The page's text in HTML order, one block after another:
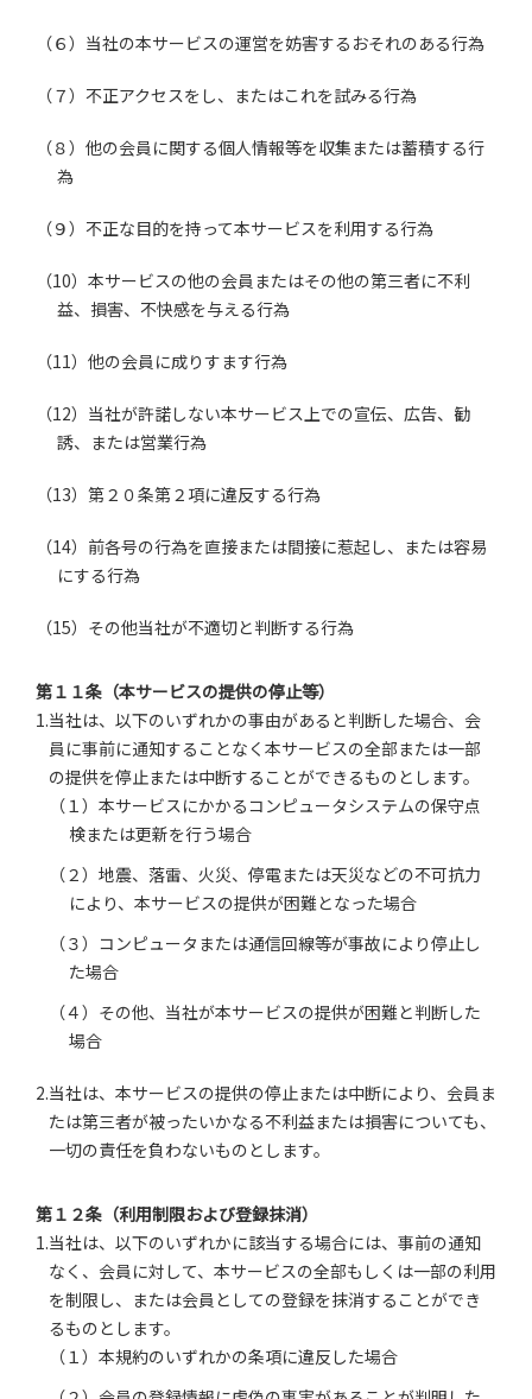
（６）当社の本サービスの運営を妨害するおそれのある行為
（７）不正アクセスをし、またはこれを試みる行為
（８）他の会員に関する個人情報等を収集または蓄積する行
為
（９）不正な目的を持って本サービスを利用する行為
（10）本サービスの他の会員またはその他の第三者に不利
益、損害、不快感を与える行為
（11）他の会員に成りすます行為
（12）当社が許諾しない本サービス上での宣伝、広告、勧
誘、または営業行為
（13）第２０条第２項に違反する行為
（14）前各号の行為を直接または間接に惹起し、または容易
にする行為
（15）その他当社が不適切と判断する行為
第１１条（本サービスの提供の停止等）
1.当社は、以下のいずれかの事由があると判断した場合、会
員に事前に通知することなく本サービスの全部または一部
の提供を停止または中断することができるものとします。
（１）本サービスにかかるコンピュータシステムの保守点
検または更新を行う場合
（２）地震、落雷、火災、停電または天災などの不可抗力
により、本サービスの提供が困難となった場合
（３）コンピュータまたは通信回線等が事故により停止し
た場合
（４）その他、当社が本サービスの提供が困難と判断した
場合
2.当社は、本サービスの提供の停止または中断により、会員ま
たは第三者が被ったいかなる不利益または損害についても、
一切の責任を負わないものとします。
第１２条（利用制限および登録抹消）
1.当社は、以下のいずれかに該当する場合には、事前の通知
なく、会員に対して、本サービスの全部もしくは一部の利用
を制限し、または会員としての登録を抹消することができ
るものとします。
（１）本規約のいずれかの条項に違反した場合